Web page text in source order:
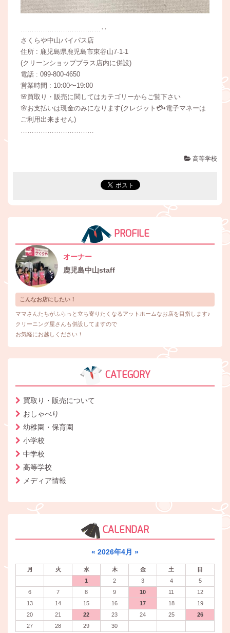
………………………………‥
さくらや中山バイパス店
住所 : 鹿児島県鹿児島市東谷山7-1-1
(クリーンショッププラス店内に併設)
電話 : 099-800-4650
営業時間 : 10:00〜19:00
🌸買取り・販売に関してはカテゴリーからご覧下さい
🌸お支払いは現金のみになります(クレジット💳•電子マネーは
ご利用出来ません)
高等学校
PROFILE
オーナー
鹿児島中山staff
こんなお店にしたい！
ママさんたちがふらっと立ち寄りたくなるアットホームなお店を目指します♪
クリーニング屋さんも併設してますので
お気軽にお越しください！
CATEGORY
買取り・販売について
おしゃべり
幼稚園・保育園
小学校
中学校
高等学校
メディア情報
CALENDAR
« 2026年4月 »
月 火 水 木 金 土
日
1
2 3 4
5
6
7 8 9 10 11
12
13
14 15 16 17 18
19
20
21 22 23 24 25
26
27
28 29 30